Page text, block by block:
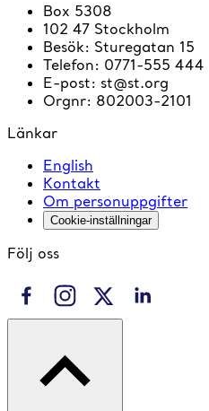
Box 5308
102 47 Stockholm
Besök: Sturegatan 15
Telefon: 0771-555 444
E-post: st@st.org
Orgnr: 802003-2101
Länkar
English
Kontakt
Om personuppgifter
Cookie-inställningar
Följ oss